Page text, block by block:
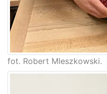
fot. Robert MIeszkowski.